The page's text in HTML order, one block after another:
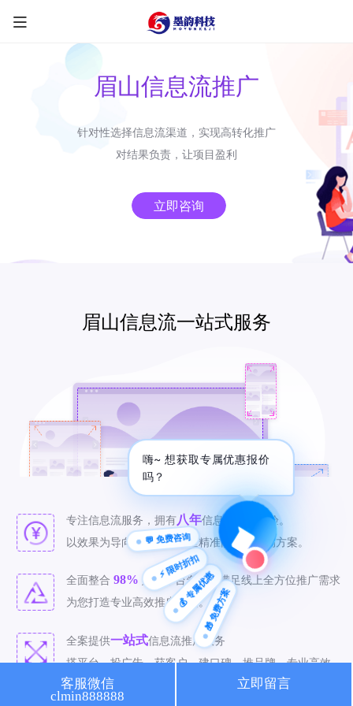
眉山信息流推广
针对性选择信息流渠道，实现高转化推广
对结果负责，让项目盈利
立即咨询
眉山信息流一站式服务
专注信息流服务，拥有八年信息流推广经验。
以效果为导向，为客户打造精准高效的营销方案。
全面整合 98% 媒体平台资源，满足线上全方位推广需求
为您打造专业高效推广方案。
全案提供一站式信息流推广服务
搭平台、投广告、获客户、建口碑、推品牌，专业高效。
致力于精准
客服微信
clmin888888
立即留言
🎁 免费方案
💰 专属优惠
⚡ 限时折扣
💬 免费咨询
嗨~ 想获取专属优惠报价
吗？
限时优惠咨询中
🎬 短视频
📍 GEO推广 ⭐️ 精准客资
📢 信息流 ✏️ 其他
获取最低报价